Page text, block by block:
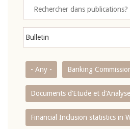
- Any - Banking
Documents d’Etude et
Financial Inclusion statistics in